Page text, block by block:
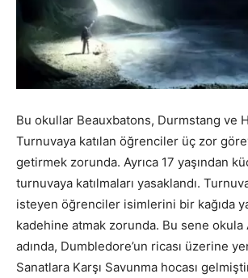
Bu okullar Beauxbatons, Durmstang ve
Turnuvaya katılan öğrenciler üç zor
getirmek zorunda. Ayrıca 17 yaşından
turnuvaya katılmaları yasaklandı.
isteyen öğrenciler isimlerini bir kağıda
kadehine atmak zorunda. Bu sene
adında, Dumbledore’un ricası üzerine
Sanatlara Karşı Savunma hocası